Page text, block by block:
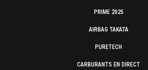
PRIME 2025
AIRBAG TAKATA
PURETECH
CARBURANTS EN DIRECT